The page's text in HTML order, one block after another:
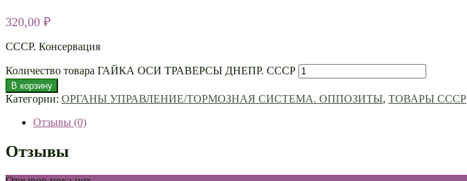
320,00 ₽
СССР. Консервация
Количество товара ГАЙКА ОСИ ТРАВЕРСЫ ДНЕПР. СССР
В корзину
Категории: ОРГАНЫ УПРАВЛЕНИЕ/ТОРМОЗНАЯ СИСТЕМА. ОППОЗИТЫ, ТОВАРЫ СССР
Отзывы (0)
Отзывы